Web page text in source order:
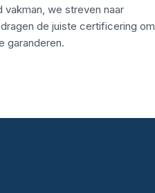
vakman, we streven naar
de juiste certificering om
garanderen.